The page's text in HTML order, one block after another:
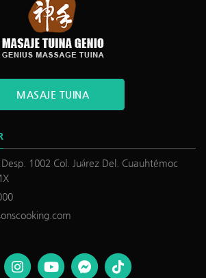
MASAJE TUINA
1002 Col. Juárez Del. Cuauhtémoc